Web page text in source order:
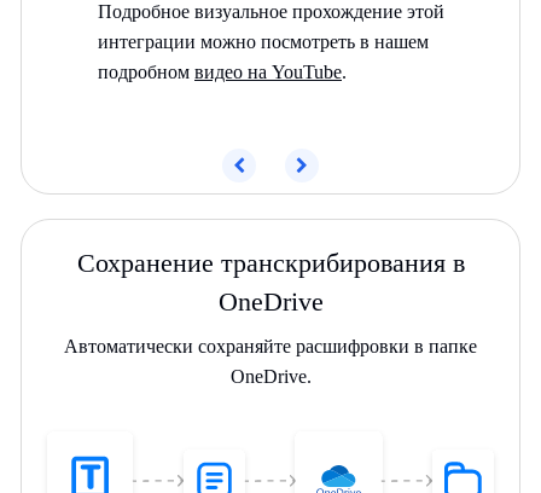
Подробное визуальное прохождение этой
интеграции можно посмотреть в нашем
подробном видео на YouTube.
ПредыдущийСледующий
Сохранение транскрибирования в
OneDrive
Автоматически сохраняйте расшифровки в папке
OneDrive.